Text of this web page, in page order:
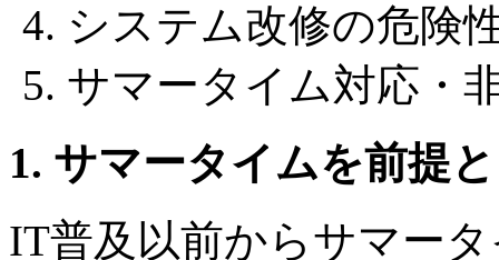
システム改修の危険
サマータイム対応・
1. サマータイムを前提
IT普及以前からサマー